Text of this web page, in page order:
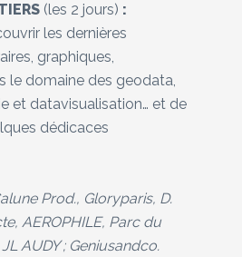
(les 2 jours) :
les dernières
graphiques,
le domaine des geodata,
et datavisualisation… et de
dédicaces
Prod., Gloryparis, D.
AEROPHILE, Parc du
AUDY ; Geniusandco.